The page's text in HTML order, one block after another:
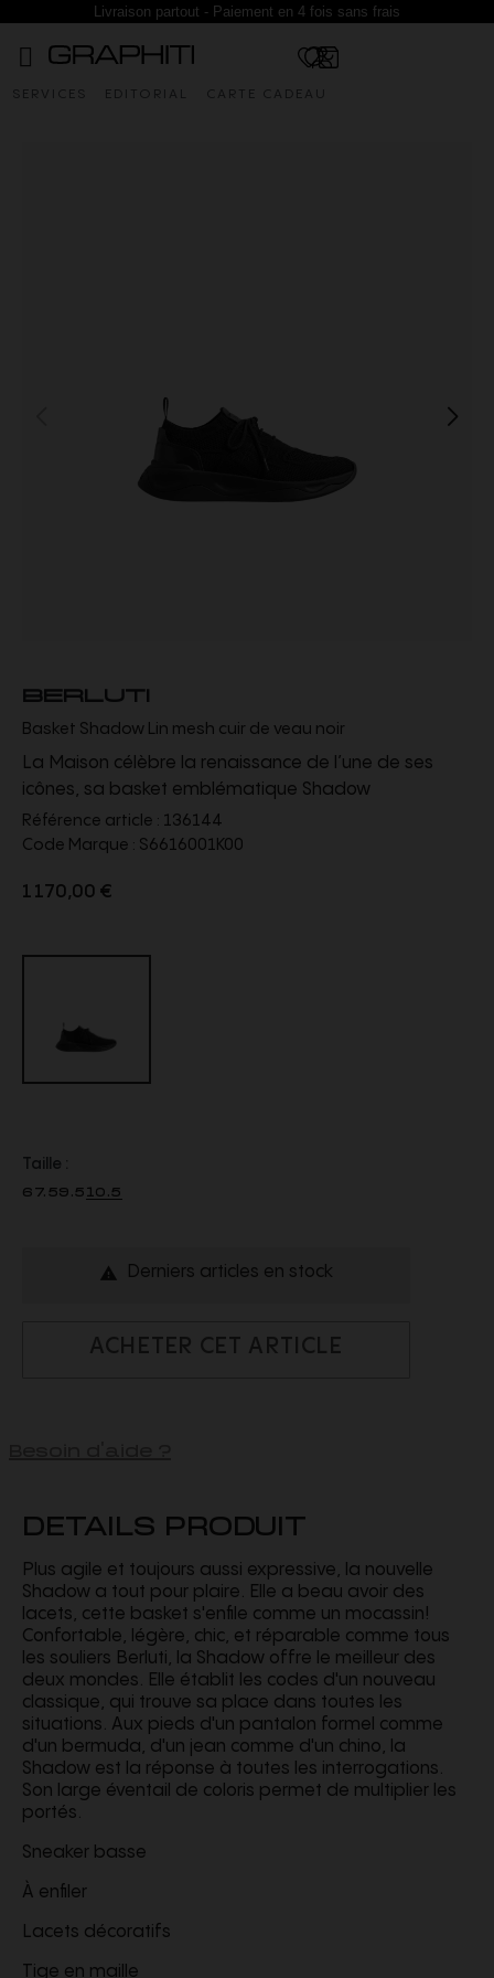
Livraison partout - Paiement en 4 fois sans frais
SERVICES EDITORIAL CARTE CADEAU
BERLUTI
Basket Shadow Lin mesh cuir de veau noir
La Maison célèbre la renaissance de l’une de ses
icônes, sa basket emblématique Shadow
Référence article : 136144
Code Marque : S6616001K00
1 170,00 €
Taille :
67.59.510.5
 Derniers articles en stock
ACHETER CET ARTICLE
DETAILS PRODUIT
Plus agile et toujours aussi expressive, la nouvelle
Shadow a tout pour plaire. Elle a beau avoir des
lacets, cette basket s'enfile comme un mocassin!
Confortable, légère, chic, et réparable comme tous
les souliers Berluti, la Shadow offre le meilleur des
deux mondes. Elle établit les codes d'un nouveau
classique, qui trouve sa place dans toutes les
situations. Aux pieds d'un pantalon formel comme
d'un bermuda, d'un jean comme d'un chino, la
Shadow est la réponse à toutes les interrogations.
Son large éventail de coloris permet de multiplier les
portés.
Sneaker basse
À enfiler
Lacets décoratifs
Tige en maille